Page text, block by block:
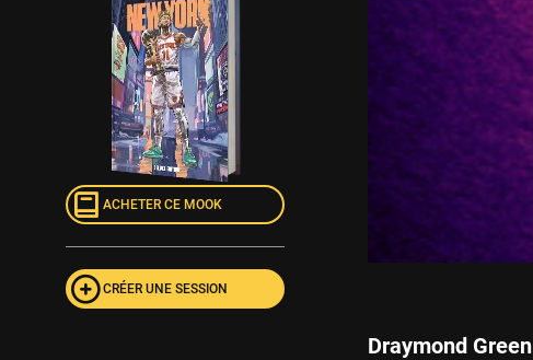
Draymond Green
ACHETER CE MOOK
CRÉER UNE SESSION